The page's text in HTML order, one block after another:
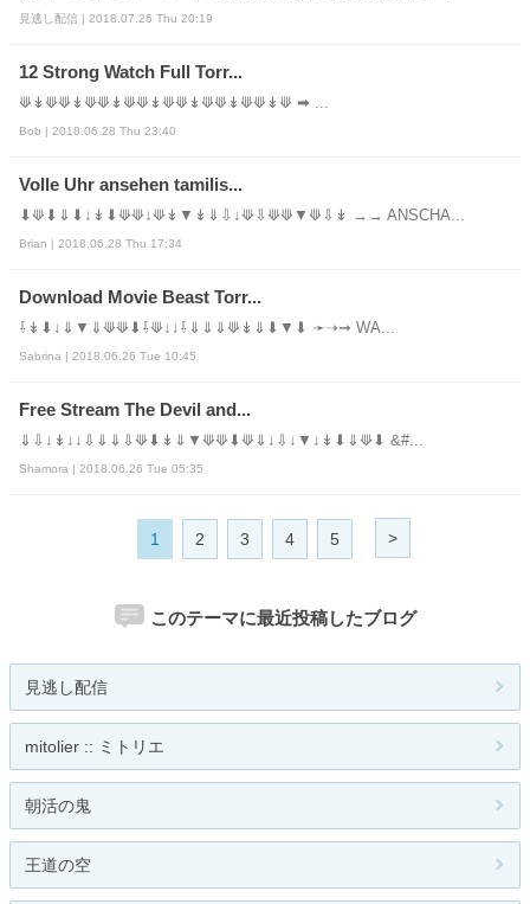
見逃し配信 | 2018.07.26 Thu 20:19
12 Strong Watch Full Torr...
⟱↡⟱⟱↡⟱⟱↡⟱⟱↡⟱⟱↡⟱⟱↡⟱⟱↡⟱ ➡ ...
Bob | 2018.06.28 Thu 23:40
Volle Uhr ansehen tamilis...
⬇⟱⬇⇓⬇↓↡⬇⟱⟱↓⟱↡▼↡⇓⇩↓⟱⇩⟱⟱▼⟱⇩↡ →→ ANSCHA...
Brian | 2018.06.28 Thu 17:34
Download Movie Beast Torr...
⇩↡⬇↓⇓▼⇓⟱⟱⬇⇩⟱↓↓⇩⇓⇓⇓⟱↡⇓⬇▼⬇ ➛➝➞ WA...
Sabrina | 2018.06.26 Tue 10:45
Free Stream The Devil and...
⇓⇩↓↡↓↓⇩⇓⇓⇩⟱⬇↡⇓▼⟱⟱⬇⟱⇓↓⇩↓▼↓↡⬇⇓⟱⬇ &#...
Shamora | 2018.06.26 Tue 05:35
1 2 3 4 5 >
このテーマに最近投稿したブログ
見逃し配信
mitolier :: ミトリエ
朝活の鬼
王道の空